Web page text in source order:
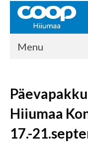
Menu
Kontakt
Liikmed
Ajalugu
Hiiumaa
17.-